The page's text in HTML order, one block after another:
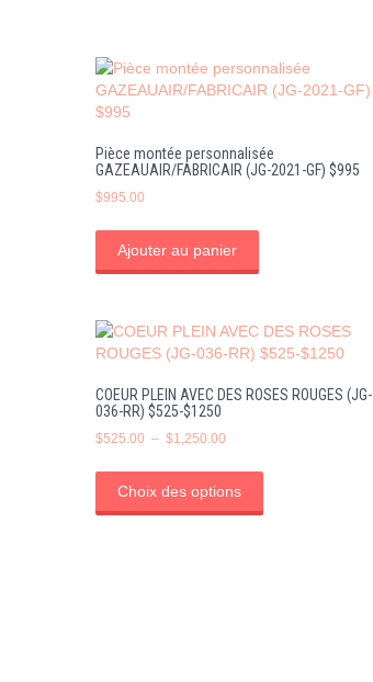
Pièce montée personnalisée
GAZEAUAIR/FABRICAIR (JG-2021-GF) $995
$995.00
Ajouter au panier
COEUR PLEIN AVEC DES ROSES ROUGES (JG-
036-RR) $525-$1250
$525.00 – $1,250.00
Choix des options
a